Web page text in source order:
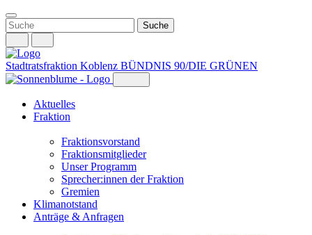
Weiter
zum
Inhalt
Stadtratsfraktion Koblenz BÜNDNIS 90/DIE GRÜNEN
Aktuelles
Fraktion
Fraktionsvorstand
Fraktionsmitglieder
Unser Programm
Sprecher:innen der Fraktion
Gremien
Klimanotstand
Anträge & Anfragen